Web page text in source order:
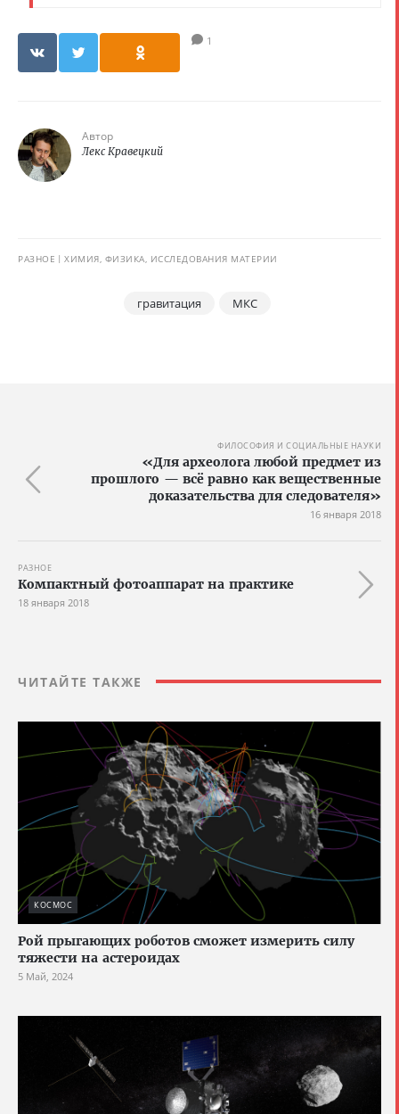
1
Автор
Лекс Кравецкий
РАЗНОЕ ХИМИЯ, ФИЗИКА, ИССЛЕДОВАНИЯ МАТЕРИИ
гравитация МКС
ФИЛОСОФИЯ И СОЦИАЛЬНЫЕ НАУКИ
«Для археолога любой предмет из
прошлого — всё равно как вещественные
доказательства для следователя»
16 января 2018
РАЗНОЕ
Компактный фотоаппарат на практике
18 января 2018
ЧИТАЙТЕ ТАКЖЕ
КОСМОС
Рой прыгающих роботов сможет измерить силу
тяжести на астероидах
5 Май, 2024